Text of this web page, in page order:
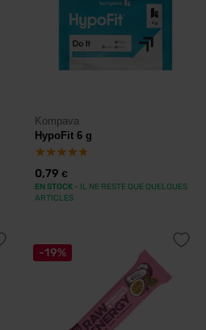
Kompava
HypoFit 6 g
0,79 €
EN STOCK - IL NE RESTE QUE QUELQUES
ARTICLES
-19%